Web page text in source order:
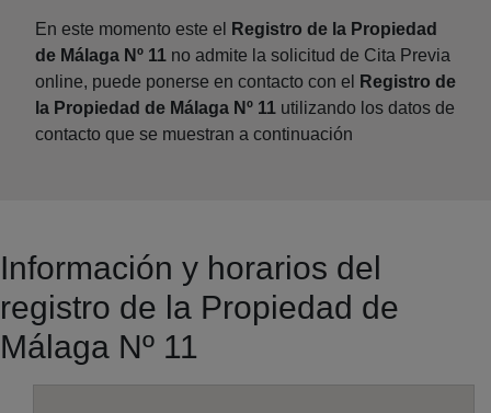
En este momento este el
Registro de la Propiedad
de Málaga Nº 11 no admite la solicitud de Cita Previa
online, puede ponerse en contacto con el
Registro de
la Propiedad de Málaga Nº 11 utilizando los datos de
contacto que se muestran a continuación
Información y horarios del
registro de la Propiedad de
Málaga Nº 11